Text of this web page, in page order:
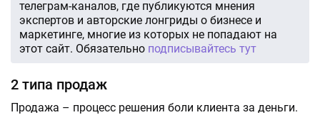
телеграм-каналов, где публикуются мнения
экспертов и авторские лонгриды о бизнесе и
маркетинге, многие из которых не попадают на
этот сайт. Обязательно подписывайтесь тут
2 типа продаж
Продажа – процесс решения боли клиента за деньги.